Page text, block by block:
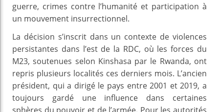
guerre, crimes contre l’humanité et participation à
un mouvement insurrectionnel.
La décision s’inscrit dans un contexte de violences
persistantes dans l’est de la RDC, où les forces du
M23, soutenues selon Kinshasa par le Rwanda, ont
repris plusieurs localités ces derniers mois. L’ancien
président, qui a dirigé le pays entre 2001 et 2019, a
toujours gardé une influence dans certaines